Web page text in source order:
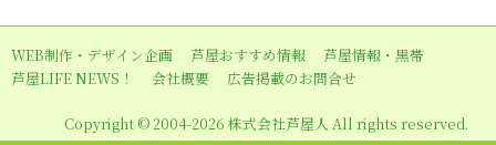
シ
ョ
WEB制作・デザイン企画 芦屋おすすめ情報
芦屋情報・黒帯
芦屋LIFE NEWS！
会社概要 広告掲載のお問合せ
Copyright © 2004-2026 株式会社芦屋人 All rights reserved.